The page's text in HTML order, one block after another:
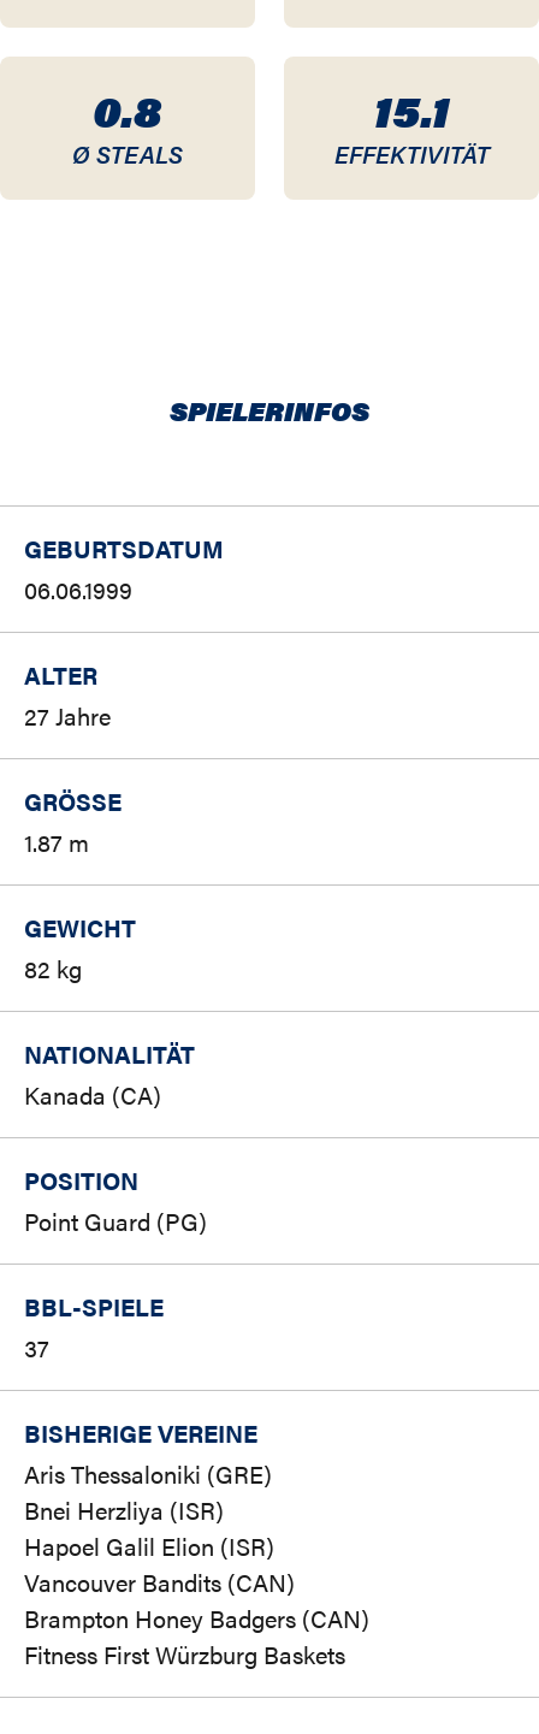
0.8
Ø STEALS
15.1
EFFEKTIVITÄT
SPIELERINFOS
GEBURTSDATUM
06.06.1999
ALTER
27 Jahre
GRÖSSE
1.87 m
GEWICHT
82 kg
NATIONALITÄT
Kanada (CA)
POSITION
Point Guard (PG)
BBL-SPIELE
37
BISHERIGE VEREINE
Aris Thessaloniki (GRE)
Bnei Herzliya (ISR)
Hapoel Galil Elion (ISR)
Vancouver Bandits (CAN)
Brampton Honey Badgers (CAN)
Fitness First Würzburg Baskets